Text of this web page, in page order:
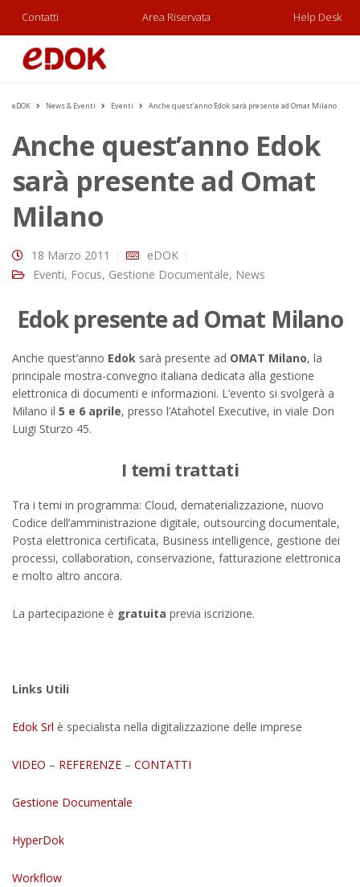
Help Desk
Area Riservata
Contatti
eDOK News & Eventi Eventi Anche quest’anno Edok sarà presente ad Omat Milano
Anche quest’anno Edok
sarà presente ad Omat
Milano
18 Marzo 2011
eDOK
Eventi, Focus, Gestione Documentale, News
Edok presente ad Omat Milano
Anche quest’anno Edok sarà presente ad OMAT Milano, la
principale mostra-convegno italiana dedicata alla gestione
elettronica di documenti e informazioni. L’evento si svolgerà a
Milano il 5 e 6 aprile, presso l’Atahotel Executive, in viale Don
Luigi Sturzo 45.
I temi trattati
Tra i temi in programma: Cloud, dematerializzazione, nuovo
Codice dell’amministrazione digitale, outsourcing documentale,
Posta elettronica certificata, Business intelligence, gestione dei
processi, collaboration, conservazione, fatturazione elettronica
e molto altro ancora.
La partecipazione è gratuita previa iscrizione.
Links Utili
Edok Srl è specialista nella digitalizzazione delle imprese
VIDEO – REFERENZE – CONTATTI
Gestione Documentale
HyperDok
Workflow